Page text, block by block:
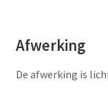
Afwerking
De afwerking is